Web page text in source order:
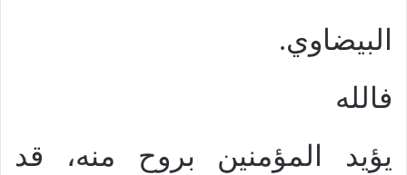
البيضاوي.
فالله
يؤيد المؤمنين بروح منه، قد